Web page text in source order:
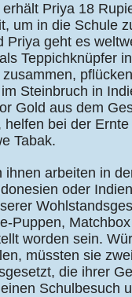
Priya 18
um in die Schule
Priya geht es
Teppichknüpfer
Steinbruch in
Gold aus dem
helfen bei der
Tabak.
ihnen arbeiten in
oder
Puppen,
worden sein.
müssten sie
die ihrer
Schulbesuch